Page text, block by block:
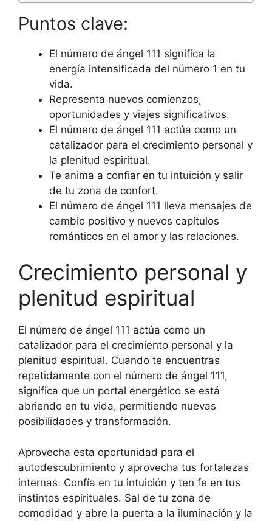
Puntos clave:
El número de ángel 111 significa la
energía intensificada del número 1 en tu
vida.
Representa nuevos comienzos,
oportunidades y viajes significativos.
El número de ángel 111 actúa como un
catalizador para el crecimiento personal y
la plenitud espiritual.
Te anima a confiar en tu intuición y salir
de tu zona de confort.
El número de ángel 111 lleva mensajes de
cambio positivo y nuevos capítulos
románticos en el amor y las relaciones.
Crecimiento personal y
plenitud espiritual
El número de ángel 111 actúa como un
catalizador para el crecimiento personal y la
plenitud espiritual. Cuando te encuentras
repetidamente con el número de ángel 111,
significa que un portal energético se está
abriendo en tu vida, permitiendo nuevas
posibilidades y transformación.
Aprovecha esta oportunidad para el
autodescubrimiento y aprovecha tus fortalezas
internas. Confía en tu intuición y ten fe en tus
instintos espirituales. Sal de tu zona de
comodidad y abre la puerta a la iluminación y la